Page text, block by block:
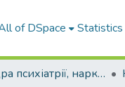
of DSpace Statistics
Кафедра психіатрії, наркології, медичної психології та соціальної роботи